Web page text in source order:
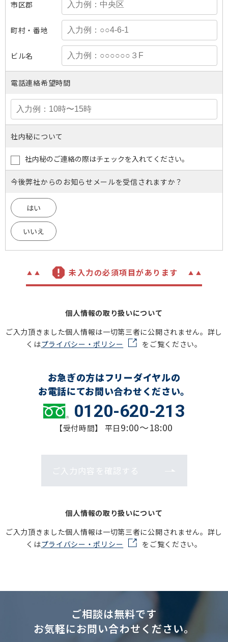
市区郡
町村・番地
ビル名
電話連絡希望時間
社内秘について
社内秘のご連絡の際はチェックを入れてください。
今後弊社からのお知らせメールを受信されますか？
はい
いいえ
未入力の必須項目があります
個人情報の取り扱いについて
ご入力頂きました個人情報は一切第三者に公開されません。詳し
くはプライバシー・ポリシー をご覧ください。
お急ぎの方はフリーダイヤルの
お電話にてお問い合わせください。
0120-620-213
【受付時間】 平日9:00～18:00
ご入力内容を確認する
個人情報の取り扱いについて
ご入力頂きました個人情報は一切第三者に公開されません。詳し
くはプライバシー・ポリシー をご覧ください。
ご相談は無料です
お気軽にお問い合わせください。